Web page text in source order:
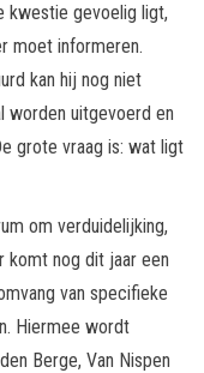
kwestie gevoelig ligt,
moet informeren.
kan hij nog niet
worden uitgevoerd en
grote vraag is: wat ligt
om verduidelijking,
komt nog dit jaar een
van specifieke
Hiermee wordt
Berge, Van Nispen